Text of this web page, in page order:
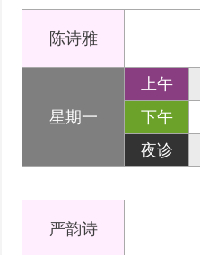
陈诗雅
星期一
上午
下午
夜诊
严韵诗